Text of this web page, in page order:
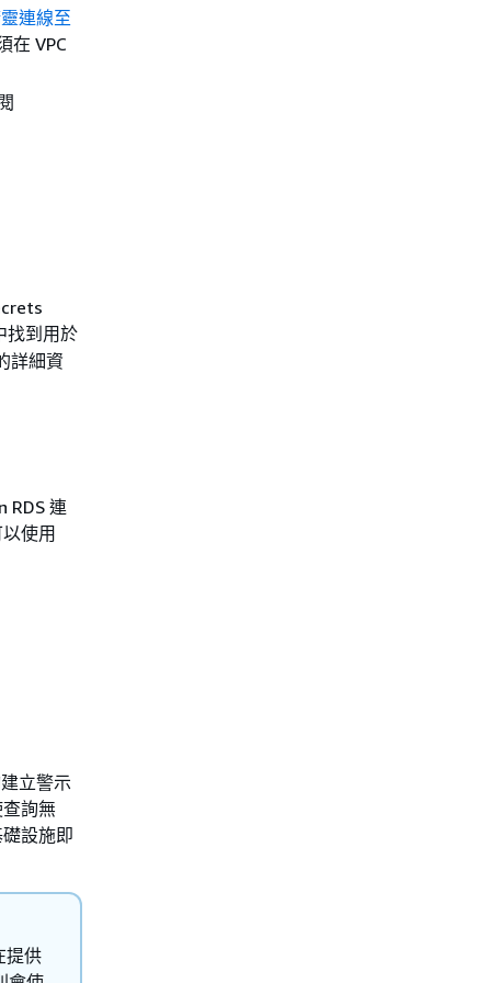
連線至
在 VPC
找到用於
詳細資
RDS 連
使用
立警示
詢無
設施即
提供